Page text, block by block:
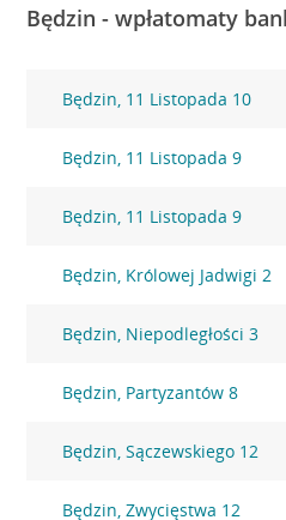
Będzin - wpłatomaty
Będzin, 11 Listopada 10
Będzin, 11 Listopada 9
Będzin, 11 Listopada 9
Będzin, Królowej Jadwigi 2
Będzin, Niepodległości 3
Będzin, Partyzantów 8
Będzin, Sączewskiego 12
Będzin, Zwycięstwa 12